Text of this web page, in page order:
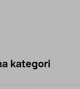
kategori